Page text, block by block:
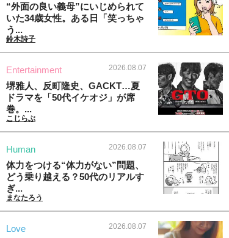
“外面の良い義母”にいじめられて
いた34歳女性。ある日「笑っちゃ
う...
鈴木詩子
Entertainment 2026.08.07
堺雅人、反町隆史、GACKT…夏
ドラマを「50代イケオジ」が席
巻。...
こじらぶ
Human 2026.08.07
体力をつける“体力がない”問題、
どう乗り越える？50代のリアルす
ぎ...
まなたろう
Love 2026.08.07